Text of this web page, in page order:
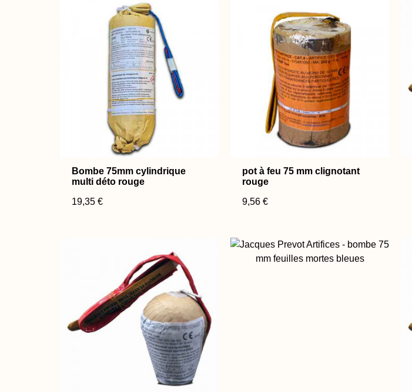
Bombe 75mm cylindrique
multi déto rouge
19,35 €
pot à feu 75 mm clignotant
rouge
9,56 €